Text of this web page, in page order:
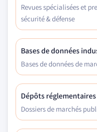
Revues spécialisées et
sécurité & défense
Bases de données
Bases de données de
Dépôts réglementaires
Dossiers de marchés